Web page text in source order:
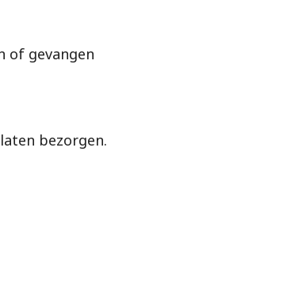
of gevangen
bezorgen.